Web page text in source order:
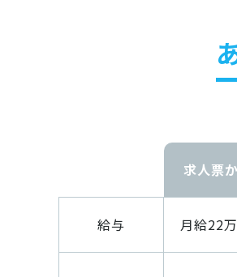
求人票
給与 月給22